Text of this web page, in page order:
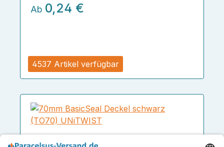
4537 Artikel verfügbar
Ab 0,24 €